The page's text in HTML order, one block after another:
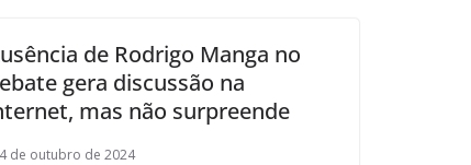
de Rodrigo Manga no
gera discussão na
mas não surpreende
4 de outubro de 2024